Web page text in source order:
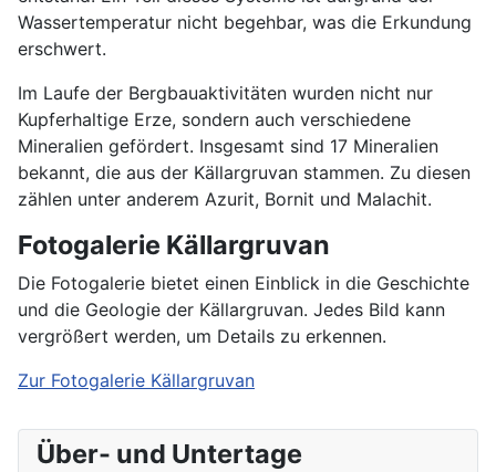
Wassertemperatur nicht begehbar, was die Erkundung
erschwert.
Im Laufe der Bergbauaktivitäten wurden nicht nur
Kupferhaltige Erze, sondern auch verschiedene
Mineralien gefördert. Insgesamt sind 17 Mineralien
bekannt, die aus der Källargruvan stammen. Zu diesen
zählen unter anderem Azurit, Bornit und Malachit.
Fotogalerie Källargruvan
Die Fotogalerie bietet einen Einblick in die Geschichte
und die Geologie der Källargruvan. Jedes Bild kann
vergrößert werden, um Details zu erkennen.
Zur Fotogalerie Källargruvan
Über- und Untertage